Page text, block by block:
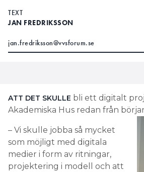
TEXT
JAN FREDRIKSSON
jan.fredriksson@vvsforum.se
ATT DET SKULLE bli ett digitalt
Akademiska Hus redan från
– Vi skulle jobba så mycket
som möjligt med digitala
medier i form av ritningar,
projektering i modell och att